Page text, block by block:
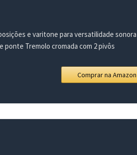
e varitone para versatilidade sonora
ponte Tremolo cromada com 2 pivôs
Comprar na Amazon